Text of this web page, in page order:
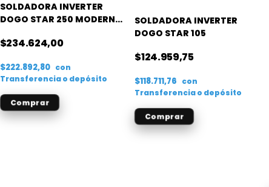
SOLDADORA INVERTER
DOGO STAR 250 MODERNA
$234.624,00
$222.892,80 con
Transferencia o depósito
SOLDADORA INVERTER
DOGO STAR 105
$124.959,75
$118.711,76 con
Transferencia o depósito